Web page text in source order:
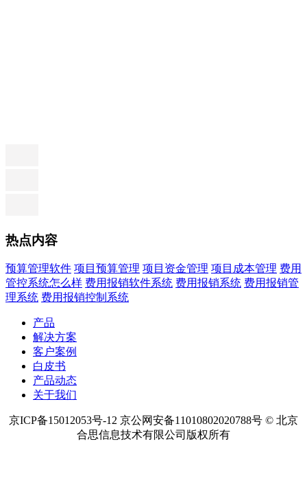
热点内容
预算管理软件 项目预算管理 项目资金管理 项目成本管理 费用
管控系统怎么样 费用报销软件系统 费用报销系统 费用报销管
理系统 费用报销控制系统
产品
解决方案
客户案例
白皮书
产品动态
关于我们
京ICP备15012053号-12 京公网安备11010802020788号 © 北京
合思信息技术有限公司版权所有